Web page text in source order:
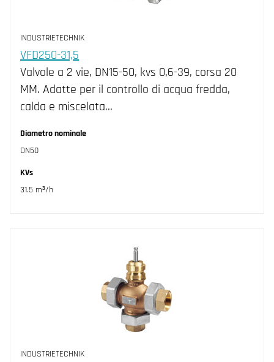
INDUSTRIETECHNIK
VFD250-31,5
Valvole a 2 vie, DN15-50, kvs 0,6-39, corsa 20
MM. Adatte per il controllo di acqua fredda,
calda e miscelata…
Diametro nominale
DN50
KVs
31.5 m³/h
INDUSTRIETECHNIK